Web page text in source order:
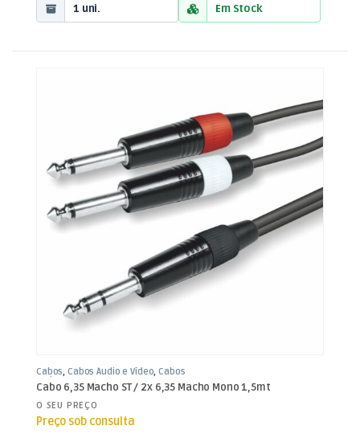
1 uni. Em Stock
Cabos,Cabos Áudio e Vídeo,Cabos
Jack 6,35mm
Cabo 6,35 Macho ST / 2x 6,35 Macho Mono 1,5mt
O SEU PREÇO
Preço sob consulta